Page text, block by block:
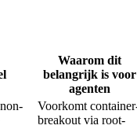
Waarom dit
belangrijk is voor
agenten
Voorkomt
breakout via root-